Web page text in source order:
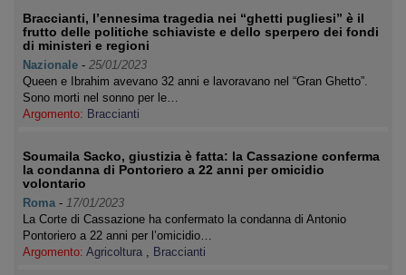
Braccianti, l’ennesima tragedia nei “ghetti pugliesi” è il
frutto delle politiche schiaviste e dello sperpero dei fondi
di ministeri e regioni
Nazionale - 25/01/2023
Queen e Ibrahim avevano 32 anni e lavoravano nel “Gran Ghetto”.
Sono morti nel sonno per le…
Argomento: Braccianti
Soumaila Sacko, giustizia è fatta: la Cassazione conferma
la condanna di Pontoriero a 22 anni per omicidio
volontario
Roma - 17/01/2023
La Corte di Cassazione ha confermato la condanna di Antonio
Pontoriero a 22 anni per l’omicidio…
Argomento: Agricoltura , Braccianti